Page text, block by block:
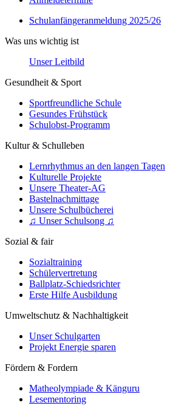
Schulanfängeranmeldung 2025/26
Was uns wichtig ist
Unser Leitbild
Gesundheit & Sport
Sportfreundliche Schule
Gesundes Frühstück
Schulobst-Programm
Kultur & Schulleben
Lernrhythmus an den langen Tagen
Kulturelle Projekte
Unsere Theater-AG
Bastelnachmittage
Unsere Schulbücherei
♫ Unser Schulsong ♫
Sozial & fair
Sozialtraining
Schülervertretung
Ballplatz-Schiedsrichter
Erste Hilfe Ausbildung
Umweltschutz & Nachhaltigkeit
Unser Schulgarten
Projekt Energie sparen
Fördern & Fordern
Matheolympiade & Känguru
Lesementoring